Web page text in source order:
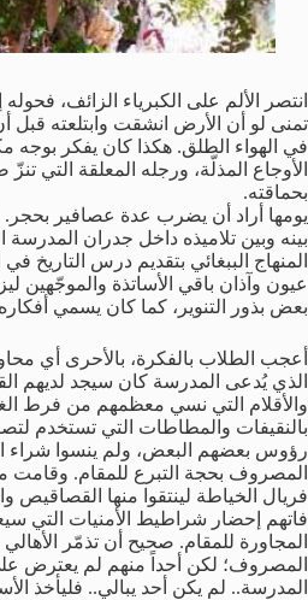
انتصر الألم على الكبرياء الزائف،
تمنى لو أن الأرض انشقت وابتلعته قبل
في الهواء الطلق. هكذا كان يفكر بوجه
الأوجاع المذلّة، ورجله المعلقة التي
بحماقته.
يومها أراد أن يضرب عدة عصافير بحجر.
بينه وبين تلاميذه داخل جدران
المنهاج الببغائي بتقديم درس التاريخ
عيون وآذان باقي الأساتذة والموجّهين
بعض بذور التنوير، كما كان يسمي
أعجب الطلاب بالفكرة، بالأحرى أي
الذي يُدعى المدرسة كان سيجد لديهم
والأقلام التي نسي معظمهم من فرط
بالنقيفات والمطاطات التي تستخدم
رؤوس بعضهم البعض، ولم ينسوا شراء
المصروف بحجة التبرع للمقام.
فريال الخياطة لينتقوا منها القصاقيص
فاتهم إحضار شراطيط الأمنيات التي
المجاورة للمقام. صحيح أن تذمّر
المصروف؛ لكن أحداً منهم لم يعترض
المدرسة.. لم يكن أحد يبالي.. فليأخذ